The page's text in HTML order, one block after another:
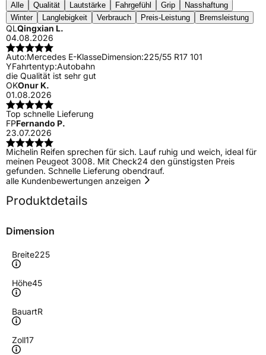
Alle Qualität Lautstärke Fahrgefühl Grip
Nasshaftung
Winter
Langlebigkeit Verbrauch Preis-Leistung Bremsleistung
QLQingxian L.
04.08.2026
Auto:Mercedes E-KlasseDimension:225/55 R17 101
YFahrtentyp:Autobahn
die Qualität ist sehr gut
OKOnur K.
01.08.2026
Top schnelle Lieferung
FPFernando P.
23.07.2026
Michelin Reifen sprechen für sich. Lauf ruhig und weich, ideal für
meinen Peugeot 3008. Mit Check24 den günstigsten Preis
gefunden. Schnelle Lieferung obendrauf.
alle Kundenbewertungen anzeigen
Produktdetails
Dimension
Breite225
Höhe45
BauartR
Zoll17